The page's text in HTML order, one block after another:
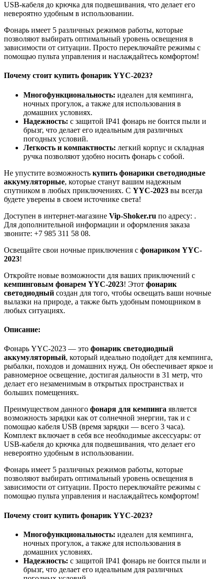
USB-кабеля до крючка для подвешивания, что делает его
невероятно удобным в использовании.
Фонарь имеет 5 различных режимов работы, которые
позволяют выбирать оптимальный уровень освещения в
зависимости от ситуации. Просто переключайте режимы с
помощью пульта управления и наслаждайтесь комфортом!
Почему стоит купить фонарик YYC-2023?
Многофункциональность: идеален для кемпинга,
ночных прогулок, а также для использования в
домашних условиях.
Надежность: с защитой IP41 фонарь не боится пыли и
брызг, что делает его идеальным для различных
погодных условий.
Легкость и компактность: легкий корпус и складная
ручка позволяют удобно носить фонарь с собой.
Не упустите возможность купить фонарики светодиодные
аккумуляторные, которые станут вашим надежным
спутником в любых приключениях. С YYC-2023 вы всегда
будете уверены в своем источнике света!
Доступен в интернет-магазине Vip-Shoker.ru по адресу: .
Для дополнительной информации и оформления заказа
звоните: +7 985 311 58 08.
Освещайте свои ночные приключения с фонариком YYC-
2023!
Откройте новые возможности для ваших приключений с
кемпинговым фонарем YYC-2023! Этот фонарик
светодиодный создан для того, чтобы освещать ваши ночные
вылазки на природе, а также быть удобным помощником в
любых ситуациях.
Описание:
Фонарь YYC-2023 — это фонарик светодиодный
аккумуляторный, который идеально подойдет для кемпинга,
рыбалки, походов и домашних нужд. Он обеспечивает яркое и
равномерное освещение, достигая дальности в 31 метр, что
делает его незаменимым в открытых пространствах и
больших помещениях.
Преимуществом данного фонаря для кемпинга является
возможность зарядки как от солнечной энергии, так и с
помощью кабеля USB (время зарядки — всего 3 часа).
Комплект включает в себя все необходимые аксессуары: от
USB-кабеля до крючка для подвешивания, что делает его
невероятно удобным в использовании.
Фонарь имеет 5 различных режимов работы, которые
позволяют выбирать оптимальный уровень освещения в
зависимости от ситуации. Просто переключайте режимы с
помощью пульта управления и наслаждайтесь комфортом!
Почему стоит купить фонарик YYC-2023?
Многофункциональность: идеален для кемпинга,
ночных прогулок, а также для использования в
домашних условиях.
Надежность: с защитой IP41 фонарь не боится пыли и
брызг, что делает его идеальным для различных